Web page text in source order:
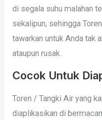
di segala suhu malahan
sekalipun, sehingga
tawarkan untuk Anda tak
ataupun rusak.
Cocok Untuk
Toren / Tangki Air yang
diaplikasikan di